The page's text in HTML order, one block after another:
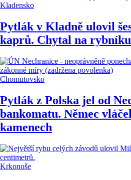
Kladensko
Pytlák v Kladně ulovil
kaprů. Chytal na
Chomutovsko
Pytlák z Polska jel od
bankomatu. Němec
kamenech
Krkonoše